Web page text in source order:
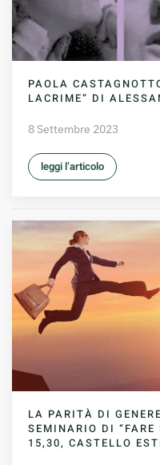
PAOLA
LACRIME” DI
8 Settembre 2023
leggi l’articolo
LA PARITÀ DI
SEMINARIO DI
15,30, CASTELLO